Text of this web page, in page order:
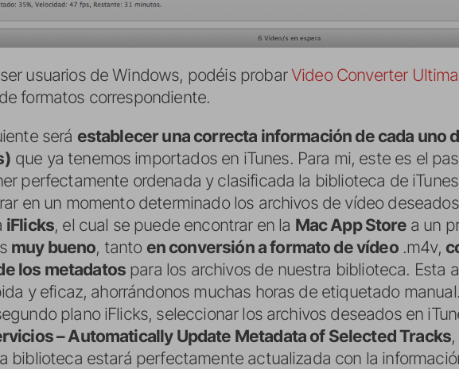
usuarios de Windows, podéis probarVideo Converter
formatos correspondiente.
será establecer una correcta información de cada uno
que ya tenemos importados en iTunes. Para mi, este es el
perfectamente ordenada y clasificada la biblioteca de
en un momento determinado los archivos de vídeo
iFlicks, el cual se puede encontrar en la Mac App Storea un
muy bueno, tanto en conversión a formato de vídeo.m4v,
los metadatos para los archivos de nuestra biblioteca. Esta
y eficaz, ahorrándonos muchas horas de etiquetado
plano iFlicks, seleccionar los archivos deseados en
– Automatically Update Metadata of Selected Tracks
biblioteca estará perfectamente actualizada con la